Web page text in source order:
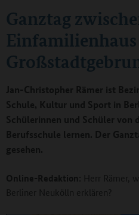
Ganztag
Jan-Christopher Rämer ist
Schule, Kultur und Sport in
Schülerinnen und Schüler von
Berufsschule lernen. Der
gesehen.
Online-Redaktion: Herr Rämer,
Berliner Neukölln erklären?